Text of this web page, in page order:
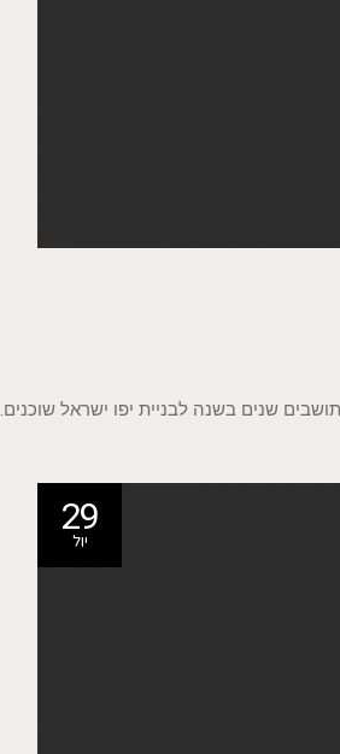
שנים בשנה לבניית יפו ישראל שוכנים.
29
יול